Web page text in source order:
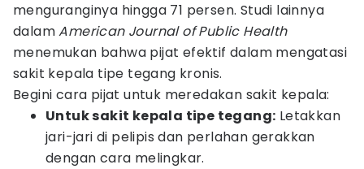
menguranginya hingga 71 persen. Studi lainnya
dalamAmerican Journal of Public Health
menemukan bahwa pijat efektif dalam mengatasi
sakit kepala tipe tegang kronis.
Begini cara pijat untuk meredakan sakit kepala:
Untuk sakit kepala tipe tegang: Letakkan
jari-jari di pelipis dan perlahan gerakkan
dengan cara melingkar.